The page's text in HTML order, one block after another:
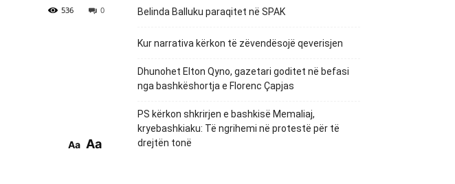
0
536
Aa Aa
Belinda Balluku paraqitet në SPAK
Kur narrativa kërkon të zëvendësojë qeverisjen
Dhunohet Elton Qyno, gazetari goditet në befasi
nga bashkëshortja e Florenc Çapjas
PS kërkon shkrirjen e bashkisë Memaliaj,
kryebashkiaku: Të ngrihemi në protestë për të
drejtën tonë